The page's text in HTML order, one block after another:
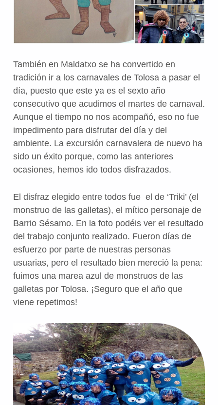
También en Maldatxo se ha convertido en
tradición ir a los carnavales de Tolosa a pasar el
día, puesto que este ya es el sexto año
consecutivo que acudimos el martes de carnaval.
Aunque el tiempo no nos acompañó, eso no fue
impedimento para disfrutar del día y del
ambiente. La excursión carnavalera de nuevo ha
sido un éxito porque, como las anteriores
ocasiones, hemos ido todos disfrazados.
El disfraz elegido entre todos fue el de ‘Triki’ (el
monstruo de las galletas), el mítico personaje de
Barrio Sésamo. En la foto podéis ver el resultado
del trabajo conjunto realizado. Fueron días de
esfuerzo por parte de nuestras personas
usuarias, pero el resultado bien mereció la pena:
fuimos una marea azul de monstruos de las
galletas por Tolosa. ¡Seguro que el año que
viene repetimos!